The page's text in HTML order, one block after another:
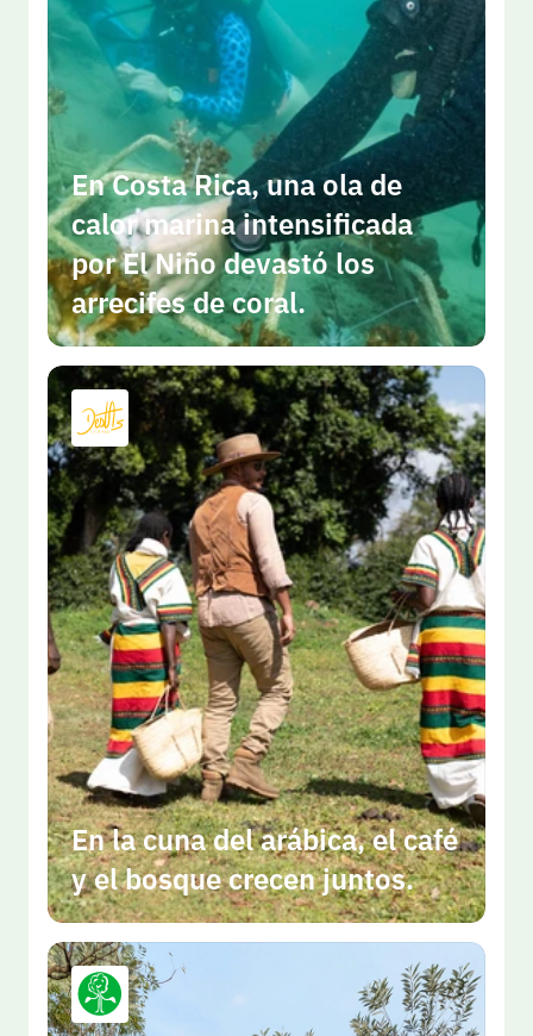
En Costa Rica, una ola de
calor marina intensificada
por El Niño devastó los
arrecifes de coral.
En la cuna del arábica, el café
y el bosque crecen juntos.